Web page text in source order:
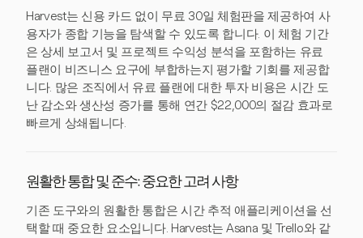
Harvest는 신용 카드 없이 무료 30일 체험판을 제공하여 사
용자가 종합 기능을 탐색할 수 있도록 합니다. 이 체험 기간
은 상세 보고서 및 프로젝트 수익성 분석을 포함하는 유료
플랜이 비즈니스 요구에 부합하는지 평가할 기회를 제공합
니다. 많은 조직에서 유료 플랜에 대한 투자 비용은 시간 도
난 감소와 생산성 증가를 통해 연간 $22,000의 절감 효과로
빠르게 상쇄됩니다.
원활한 통합 및 준수: 중요한 고려 사항
기존 도구와의 원활한 통합은 시간 추적 애플리케이션을 선
택할 때 중요한 요소입니다. Harvest는 Asana 및 Trello와 같